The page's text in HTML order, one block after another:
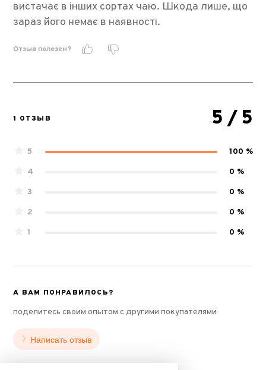
вистачає в інших сортах чаю. Шкода лише, що
зараз його немає в наявності.
Отзыв полезен?
1 ОТЗЫВ 5 / 5
5
100 %
4
0 %
3
0 %
2
0 %
1
0 %
А ВАМ ПОНРАВИЛОСЬ?
поделитесь своим опытом с другими покупателями
Написать отзыв